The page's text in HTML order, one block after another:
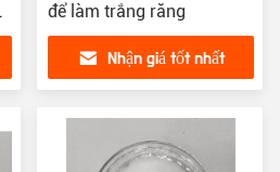
để làm trắng răng
Nhận giá tốt nhất